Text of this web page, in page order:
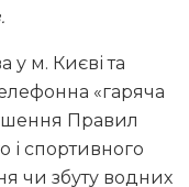
у м. Києві та
«гаряча
Правил
і спортивного
чи збуту водних